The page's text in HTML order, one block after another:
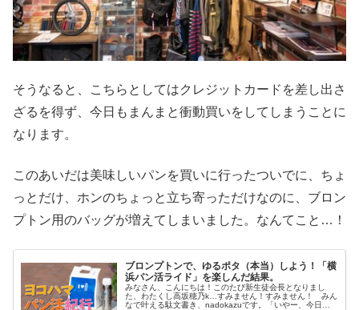
そうなると、こちらとしてはクレジットカードを差し出さ
ざるを得ず、今日もまんまと衝動買いをしてしまうことに
なります。
このあいだは美味しいパンを買いに行ったついでに、ちょ
っとだけ、ホンのちょっと立ち寄っただけなのに、ブロン
プトン用のバッグが増えてしまいました。なんてこと…！
ブロンプトンで、ゆるポタ（本当）しよう！「横
浜パン活ライド」を楽しんだ結果。
みなさん、こんにちは！このたび新生徒会長となりまし
た、わたくし高坂穂乃k…すみません！すみません！ みん
なで叶える駄文書き、nadokazuです。「いやー、今日も